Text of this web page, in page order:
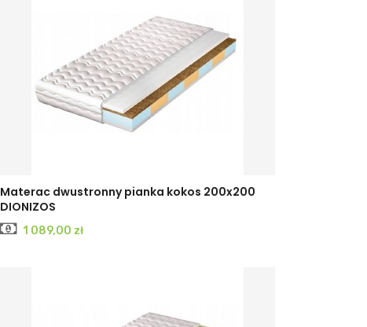
Materac dwustronny pianka kokos 200x200
DIONIZOS
Cena
1 089,00 zł